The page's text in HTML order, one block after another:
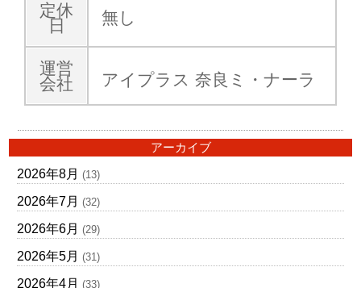
定休
日
無し
運営
会社
アイプラス 奈良ミ・ナーラ
アーカイブ
2026年8月 (13)
2026年7月 (32)
2026年6月 (29)
2026年5月 (31)
2026年4月 (33)